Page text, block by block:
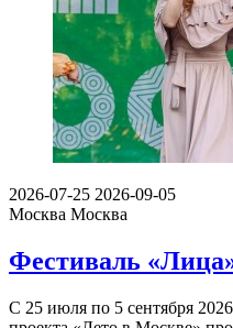
2026-07-25 2026-09-05
Москва Москва
Фестиваль
С 25 июля по 5 сентября